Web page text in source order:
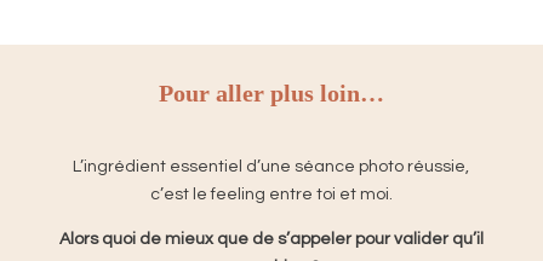
Pour aller plus loin…
L’ingrédient essentiel d’une séance photo réussie,
c’est le feeling entre toi et moi.​
Alors quoi de mieux que de s’appeler pour valider qu’il